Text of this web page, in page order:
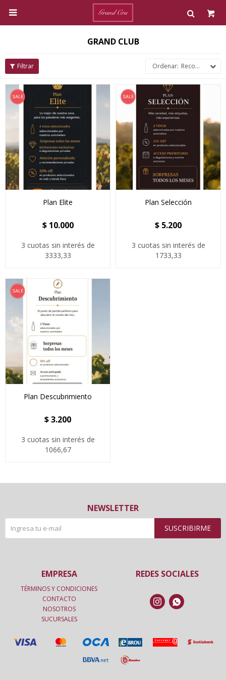

GRAND CLUB
Recomendados
Plan Elite
$ 10.000
3 cuotas sin interés de
3333,33
Plan Selección
$ 5.200
3 cuotas sin interés de
1733,33
Plan Descubrimiento
$3.200
3 cuotas sin interés de
1066,67
NEWSLETTER
SUSCRIBIRME
REDES SOCIALES
 
EMPRESA
TÉRMINOS Y CONDICIONES
CONTACTO
NOSOTROS
SUCURSALES